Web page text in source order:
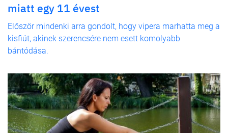
miatt egy 11 évest
Először mindenki arra gondolt, hogy vipera marhatta meg a
kisfiút, akinek szerencsére nem esett komolyabb
bántódása.